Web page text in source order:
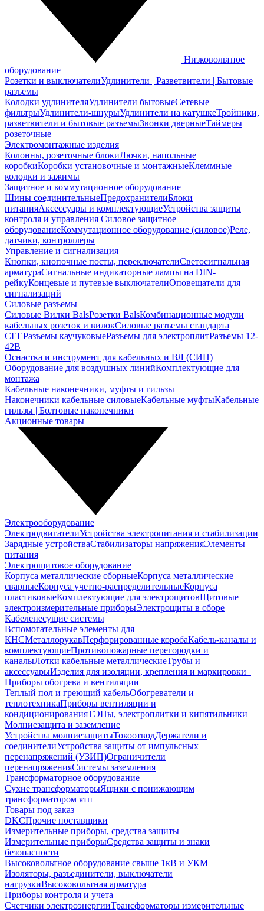
Низковольтное
оборудование
Розетки и выключателиУдлинители | Разветвители | Бытовые
разъемы
Колодки удлинителяУдлинители бытовыеСетевые
фильтрыУдлинители-шнурыУдлинители на катушкеТройники,
разветвители и бытовые разъемыЗвонки дверныеТаймеры
розеточные
Электромонтажные изделия
Колонны, розеточные блокиЛючки, напольные
коробкиКоробки установочные и монтажныеКлеммные
колодки и зажимы
Защитное и коммутационное оборудование
Шины соединительныеПредохранителиБлоки
питанияАксессуары и комплектующиеУстройства защиты
контроля и управления Силовое защитное
оборудованиеКоммутационное оборудование (силовое)Реле,
датчики, контроллеры
Управление и сигнализация
Кнопки, кнопочные посты, переключателиСветосигнальная
арматураСигнальные индикаторные лампы на DIN-
рейкуКонцевые и путевые выключателиОповещатели для
сигнализаций
Силовые разъемы
Силовые Вилки BalsРозетки BalsКомбинационные модули
кабельных розеток и вилокСиловые разъемы стандарта
CEEРазъемы каучуковыеРазъемы для электроплитРазъемы 12-
42В
Оснастка и инструмент для кабельных и ВЛ (СИП)
Оборудование для воздушных линийКомплектующие для
монтажа
Кабельные наконечники, муфты и гильзы
Наконечники кабельные силовыеКабельные муфтыКабельные
гильзы | Болтовые наконечники
Акционные товары
Электрооборудование
ЭлектродвигателиУстройства электропитания и стабилизации
Зарядные устройстваСтабилизаторы напряженияЭлементы
питания
Электрощитовое оборудование
Корпуса металлические сборныеКорпуса металлические
сварныеКорпуса учетно-распределительныеКорпуса
пластиковыеКомплектующие для электрощитовЩитовые
электроизмерительные приборыЭлектрощиты в сборе
Кабеленесущие системы
Вспомогательные элементы для
КНСМеталлорукавПерфорированные коробаКабель-каналы и
комплектующиеПротивопожарные перегородки и
каналыЛотки кабельные металлическиеТрубы и
аксессуарыИзделия для изоляции, крепления и маркировки
Приборы обогрева и вентиляции
Теплый пол и греющий кабельОбогреватели и
теплотехникаПриборы вентиляции и
кондиционированияТЭНы, электроплитки и кипятильники
Молниезащита и заземление
Устройства молниезащитыТокоотводДержатели и
соединителиУстройства защиты от импульсных
перенапряжений (УЗИП)Ограничители
перенапряженияСистемы заземления
Трансформаторное оборудование
Сухие трансформаторыЯщики с понижающим
трансформатором ятп
Товары под заказ
DKCПрочие поставщики
Измерительные приборы, средства защиты
Измерительные приборыСредства защиты и знаки
безопасности
Высоковольтное оборудование свыше 1кВ и УКМ
Изоляторы, разъединители, выключатели
нагрузкиВысоковольтная арматура
Приборы контроля и учета
Счетчики электроэнергииТрансформаторы измерительные